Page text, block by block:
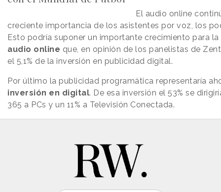
El audio online
creciente importancia de los asistentes por voz, los
Esto podría suponer un importante crecimiento para la
audio online que, en opinión de los panelistas de
el 5,1% de la inversión en publicidad digital.
Por último la publicidad programática representaría
inversión en digital. De esa inversión el 53% se
365 a PCs y un 11% a Televisión Conectada.